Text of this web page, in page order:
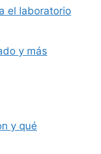
el laboratorio
y más
y qué